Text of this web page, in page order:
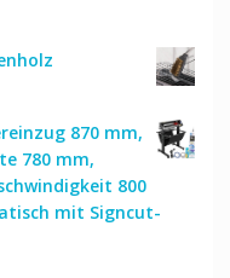
870 mm,
780 mm,
800
mit Signcut-